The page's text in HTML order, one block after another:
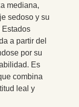
mediana,
sedoso y su
Estados
a partir del
por su
Es
combina
leal y